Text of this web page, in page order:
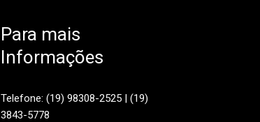
Para mais
Informações
Telefone: (19) 98308-2525 | (19)
3843-5778